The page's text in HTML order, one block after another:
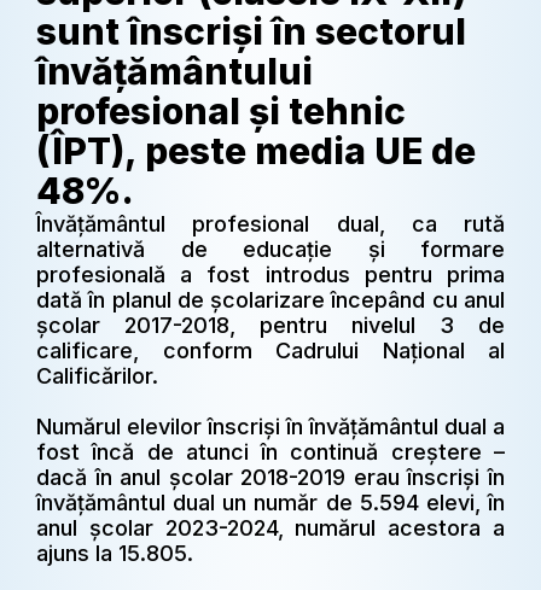
sunt înscriși în sectorul
învățământului
profesional și tehnic
(ÎPT), peste media UE de
48%.
Învățământul profesional dual, ca rută
alternativă de educație și formare
profesională a fost introdus pentru prima
dată în planul de școlarizare începând cu anul
școlar 2017-2018, pentru nivelul 3 de
calificare, conform Cadrului Național al
Calificărilor.
Numărul elevilor înscriși în învățământul dual a
fost încă de atunci în continuă creștere –
dacă în anul școlar 2018-2019 erau înscriși în
învățământul dual un număr de 5.594 elevi, în
anul școlar 2023-2024, numărul acestora a
ajuns la 15.805.